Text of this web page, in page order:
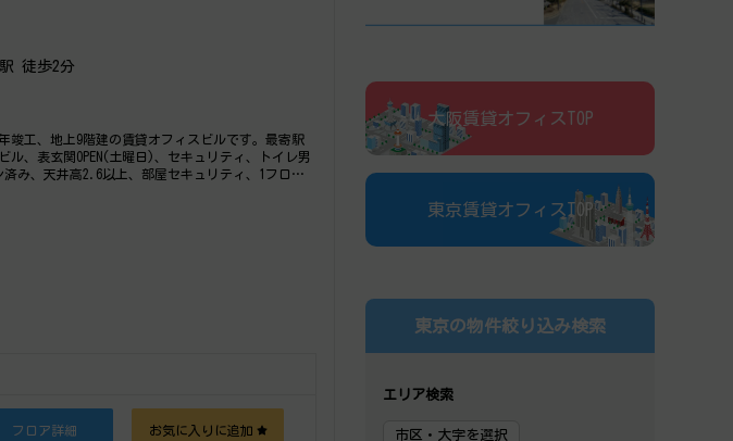
徒歩2分
竣工、地上9階建の賃貸オフィスビルです。最寄駅
、表玄関OPEN(土曜日)、セキュリティ、トイレ男
み、天井高2.6以上、部屋セキュリティ、1フロア1
フロア詳細 お気に入りに追加
大阪賃貸オフィスTOP
東京賃貸オフィスTOP
東京の物件絞り込み検索
エリア検索
市区・大字を選択